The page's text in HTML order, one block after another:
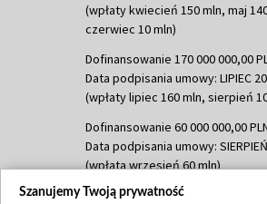
(wpłaty kwiecień 150 mln, maj
czerwiec 10 mln)
Dofinansowanie 170 000 000,00
Data podpisania umowy: LIPIEC
(wpłaty lipiec 160 mln, sierpień
Dofinansowanie 60 000 000,00
Data podpisania umowy:
(wpłata wrzesień 60 mln)
Dofinansowanie 635 783 051,21 PLN
Szanujemy Twoją prywatność